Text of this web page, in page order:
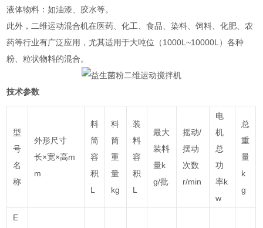
‌液体物料‌：如油漆、胶水等‌。
此外，二维运动混合机在医药、化工、食品、染料、饲料、化肥、农
药等行业有广泛应用，尤其适用于大吨位（1000L~10000L）各种
粉、粒状物料的混合‌。
技术参数
型
号
名
称
外形尺寸
长×宽×高m
m
料
筒
容
积
L
料
筒
重
量
kg
装
料
容
积
L
最大
装料
量k
g/批
摇动/
摆动
次数
r/min
电
机
总
功
率k
w
总
重
量
k
g
E